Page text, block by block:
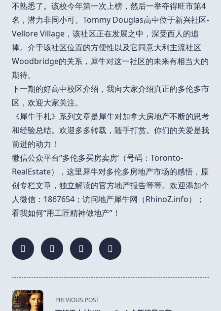
不熟悉了。该校今年第一次上榜，然后一举夺得旺市第4
名，潜力非同小可。Tommy Douglas高中位于新兴社区-
Vellore Village，该社区正在发展之中，深受西人的追
捧。介于该社区位置的方便性以及它同意大利主流社区
Woodbridge的关系，犀牛对这一社区的未来有相当大的
期待。
下一期的好高中校区介绍，我向大家介绍真正的多伦多市
区，欢迎大家关注。
《犀牛手札》系列文章是犀牛对加拿大房地产不断的思考
和经验总结。欢迎多多转载，随手打赏。你们的关爱是我
前进的动力！
微信公众平台“多伦多买房卖房‘（号码：Toronto-
RealEstate），这里犀牛对多伦多房地产市场的感悟，原
创专栏文章，独立解读的官方地产报告等等。欢迎添加个
人微信：1867654；访问地产犀牛网（RhinoZ.info）；
看我如何“用工匠精神做地产”！
<span
class="nav-
PREVIOUS POST